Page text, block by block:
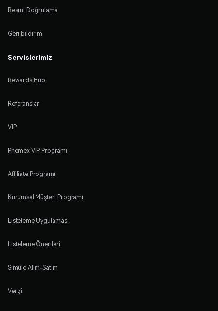
Resmi Doğrulama
Geri bildirim
Servislerimiz
Rewards Hub
Referanslar
VIP
Phemex VIP Programı
Affiliate Programı
Kurumsal Müşteri Programı
Listeleme Uygulaması
Listeleme Önerileri
Simüle Alım-Satım
Vergi